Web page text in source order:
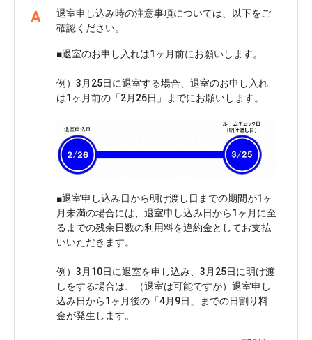
A
退室申し込み時の注意事項については、以下をご
■退室のお申し入れは1ヶ月前にお願いします。
例）3月25日に退室する場合、退室のお申し入れ
は1ヶ月前の「2月26日」までにお願いします。
■退室申し込み日から明け渡し日までの期間が1ヶ
月未満の場合には、退室申し込み日から1ヶ月に至
るまでの残余日数の利用料を違約金としてお支払
いいただきます。
例）3月10日に退室を申し込み、3月25日に明け渡
しをする場合は、（退室は可能ですが）退室申し
込み日から1ヶ月後の「4月9日」までの日割り料